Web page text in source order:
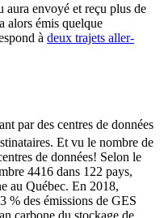
aura envoyé et reçu plus de
alors émis quelque
à deux trajets aller-
par des centres de données
Et vu le nombre de
de données! Selon le
4416 dans 122 pays,
au Québec. En 2018,
% des émissions de GES
carbone du stockage de